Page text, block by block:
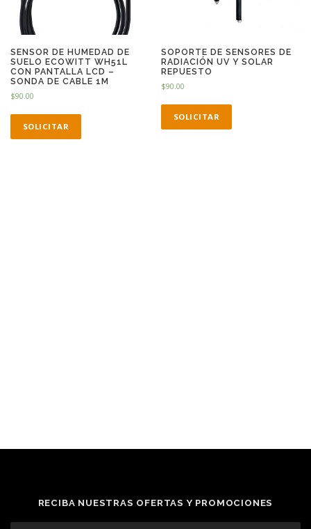
SENSOR DE HUMEDAD DE
SUELO ECOWITT WH51L
CON PANTALLA LCD –
SONDA DE CABLE 1M
$90.00
SOLICITAR
SOPORTE DE SENSORES DE
RADIACIÓN UV Y SOLAR
REPUESTO
$90.00
SOLICITAR
RECIBA NUESTRAS OFERTAS Y PROMOCIONES